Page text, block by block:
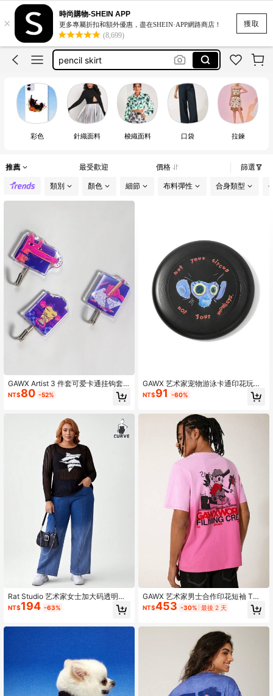
獲取
×
時尚購物-SHEIN APP
更多專屬折扣和額外優惠，盡在SHEIN·APP網路商店！
(8,699)
under armour
運動內衣 大碼 扣
雙人床包四件套
pencil skirt
under armour
彩色 針織面料 梭織面料 口袋 拉鍊
推薦 最受歡迎 價格 篩選
類別 顏色 細節 布料彈性 合身類型
GAWX Artist 3 件套可爱卡通挂钩套
装，节日
NT$80 -52%
Rat Studio 艺术家女士加大码透明星
星图案上衣，秋季，适合秋冬季、度
假、外出、节日
NT$194 -63%
GAWX 艺术家宠物游泳卡通印花玩
具，宠物训练和益智游戏玩具，节日
NT$91 -60%
GAWX 艺术家男士合作印花短袖 T
恤，图案 T 恤适合春夏季日常穿着、
假日、度假、节日、伊比沙岛风格
NT$453 -30% 最後 2 天